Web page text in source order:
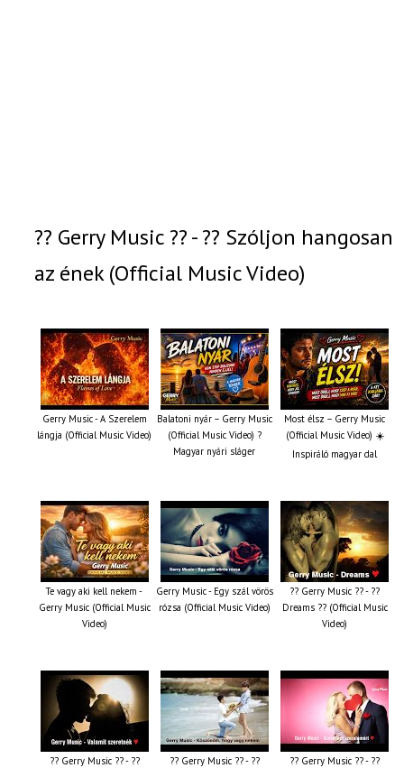
?? Gerry Music ?? - ?? Szóljon hangosan
az ének (Official Music Video)
Gerry Music - A Szerelem
lángja (Official Music Video)
Balatoni nyár – Gerry Music
(Official Music Video) ?
Magyar nyári sláger
Most élsz – Gerry Music
(Official Music Video) ☀️
Inspiráló magyar dal
Te vagy aki kell nekem -
Gerry Music (Official Music
Video)
Gerry Music - Egy szál vörös
rózsa (Official Music Video)
?? Gerry Music ?? - ??
Dreams ?? (Official Music
Video)
?? Gerry Music ?? - ??
?? Gerry Music ?? - ??
?? Gerry Music ?? - ??